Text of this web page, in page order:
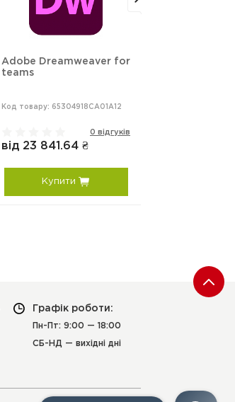
Adobe Dreamweaver for
teams
Код товару: 65304918CA01A12
0 відгуків
від 23 841.64 ₴
Купити
Графік роботи:
Пн-Пт: 9:00 — 18:00
СБ-НД — вихідні дні